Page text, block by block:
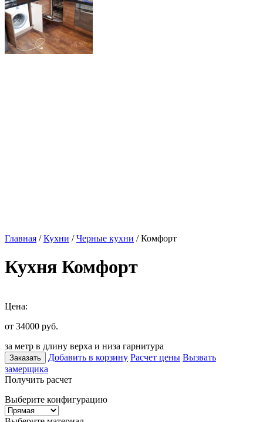
Главная /Кухни /Черные кухни / Комфорт
Кухня Комфорт
Цена:
от 34000 руб.
за метр в длину верха и низа гарнитура
Заказать Добавить в корзину Расчет цены Вызвать
замерщика
Получить расчет
Выберите конфигурацию